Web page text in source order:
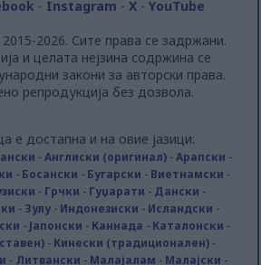
- Instagram - X- YouTube
2026. Сите права се задржани.
и целата нејзина содржина се
закони за авторски права.
репродукција без дозвола.
е достапна и на овие јазици:
-Англиски (оригинал)-Арапски -
- Босански - Бугарски - Виетнамски -
- Грчки - Гуџарати - Дански -
- Зулу - Индонезиски - Исландски -
- Јапонски - Каннада - Каталонски -
- Кинески (традиционален)-
- Литвански - Малајалам - Малајски -